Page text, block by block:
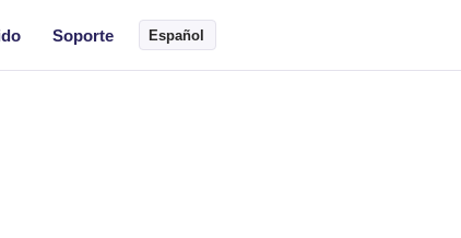
Soporte Español